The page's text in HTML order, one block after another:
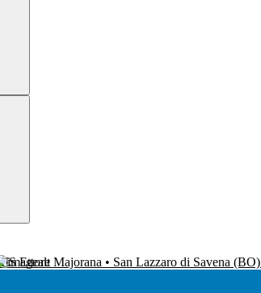
IIS Ettore Majorana • San Lazzaro di Savena (BO)